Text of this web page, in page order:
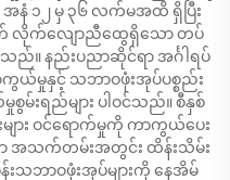
အနံ ၁၂ မှ ၃၆ လက်မအထိ ရှိပြီး
လိုက်လျောညီထွေရှိသော တပ်
သည်။ နည်းပညာဆိုင်ရာ အင်္ဂါရပ်
ယ်မှုနှင့် သဘာဝဖုံးအုပ်ပစ္စည်း
းရည်များ ပါဝင်သည်။ စီနှစ်
ားများ ဝင်ရောက်မှုကို ကာကွယ်ပေး
ကာ အသက်တမ်းအတွင်း ထိန်းသိမ်း
ဘာဝဖုံးအုပ်များကို နေအိမ်